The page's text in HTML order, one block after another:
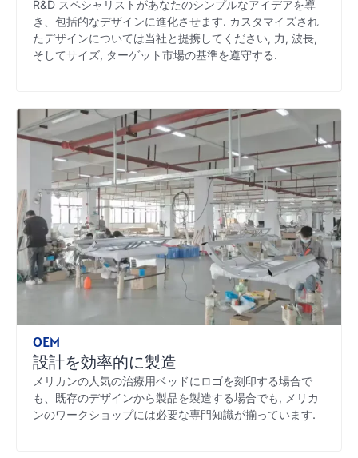
R&D スペシャリストがあなたのシンプルなアイデアを導
き、包括的なデザインに進化させます. カスタマイズされ
たデザインについては当社と提携してください, 力, 波長,
そしてサイズ, ターゲット市場の基準を遵守する.
OEM
設計を効率的に製造
メリカンの人気の治療用ベッドにロゴを刻印する場合で
も、既存のデザインから製品を製造する場合でも, メリカ
ンのワークショップには必要な専門知識が揃っています.